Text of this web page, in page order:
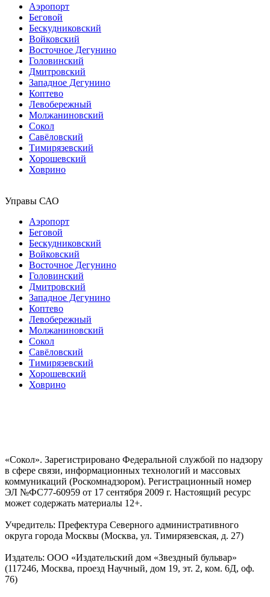
Аэропорт
Беговой
Бескудниковский
Войковский
Восточное Дегунино
Головинский
Дмитровский
Западное Дегунино
Коптево
Левобережный
Молжаниновский
Сокол
Савёловский
Тимирязевский
Хорошевский
Ховрино
Управы САО
Аэропорт
Беговой
Бескудниковский
Войковский
Восточное Дегунино
Головинский
Дмитровский
Западное Дегунино
Коптево
Левобережный
Молжаниновский
Сокол
Савёловский
Тимирязевский
Хорошевский
Ховрино
«Сокол». Зарегистрировано Федеральной службой по надзору
в сфере связи, информационных технологий и массовых
коммуникаций (Роскомнадзором). Регистрационный номер
ЭЛ №ФС77-60959 от 17 сентября 2009 г. Настоящий ресурс
может содержать материалы 12+.
Учредитель: Префектура Северного административного
округа города Москвы (Москва, ул. Тимирязевская, д. 27)
Издатель: ООО «Издательский дом «Звездный бульвар»
(117246, Москва, проезд Научный, дом 19, эт. 2, ком. 6Д, оф.
76)